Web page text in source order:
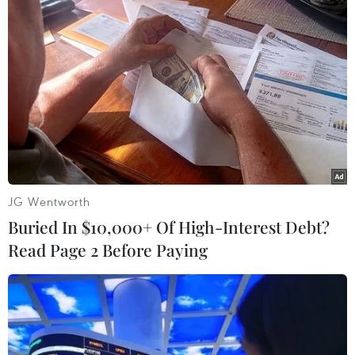
(Vietnam+)
# Sri Lanka #WhatsApp
#Facebook
#Vụ nổ
#Tấn công khủng bố #Mạng xã hội
JG Wentworth
Buried In $10,000+ Of High-Interest Debt?
Read Page 2 Before Paying